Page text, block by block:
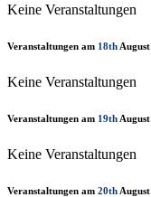
Keine Veranstaltungen
Veranstaltungen am 18th August
Keine Veranstaltungen
Veranstaltungen am 19th August
Keine Veranstaltungen
Veranstaltungen am 20th August